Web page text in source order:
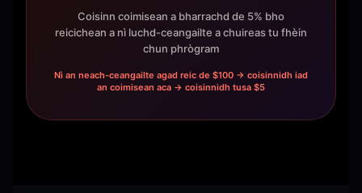
Coisinn coimisean a bharrachd de 5% bho
reicichean a nì luchd-ceangailte a chuireas tu fhèin
chun phrògram
Nì an neach-ceangailte agad reic de $100 → coisinnidh iad
an coimisean aca → coisinnidh tusa $5